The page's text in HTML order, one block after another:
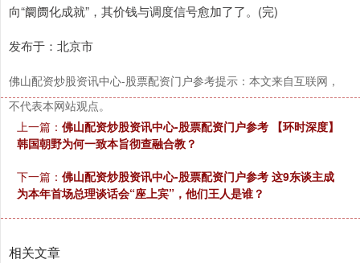
向“阛阓化成就”，其价钱与调度信号愈加了了。(完)
发布于：北京市
佛山配资炒股资讯中心-股票配资门户参考提示：本文来自互联网，
不代表本网站观点。
上一篇： 佛山配资炒股资讯中心-股票配资门户参考 【环时深度】
韩国朝野为何一致本旨彻查融合教？
下一篇： 佛山配资炒股资讯中心-股票配资门户参考 这9东谈主成
为本年首场总理谈话会“座上宾”，他们王人是谁？
相关文章